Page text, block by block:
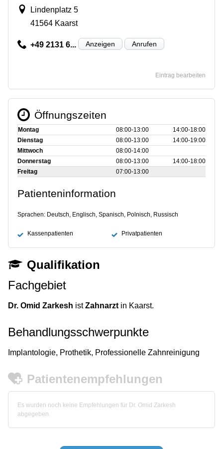
Lindenplatz 5
41564 Kaarst
+49 2131 6... Anzeigen Anrufen
Eintrag bearbeiten
Öffnungszeiten
Montag 08:00‑13:00
14:00‑18:00
Dienstag
08:00‑13:00
14:00‑19:00
Mittwoch
08:00‑14:00
Donnerstag
08:00‑13:00
14:00‑18:00
Freitag
07:00‑13:00
Patienteninformation
Sprachen: Deutsch, Englisch, Spanisch, Polnisch, Russisch
Kassenpatienten Privatpatienten
Qualifikation
Fachgebiet
Dr. Omid Zarkesh istZahnarzt in Kaarst.
Behandlungsschwerpunkte
Implantologie, Prothetik, Professionelle Zahnreinigung
Patientenempfehlungen
Es wurden noch keine Empfehlungen für Dr. Omid Zarkesh
abgegeben.